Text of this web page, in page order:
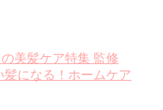
美髪ケア特集 監修
髪になる！ホームケア